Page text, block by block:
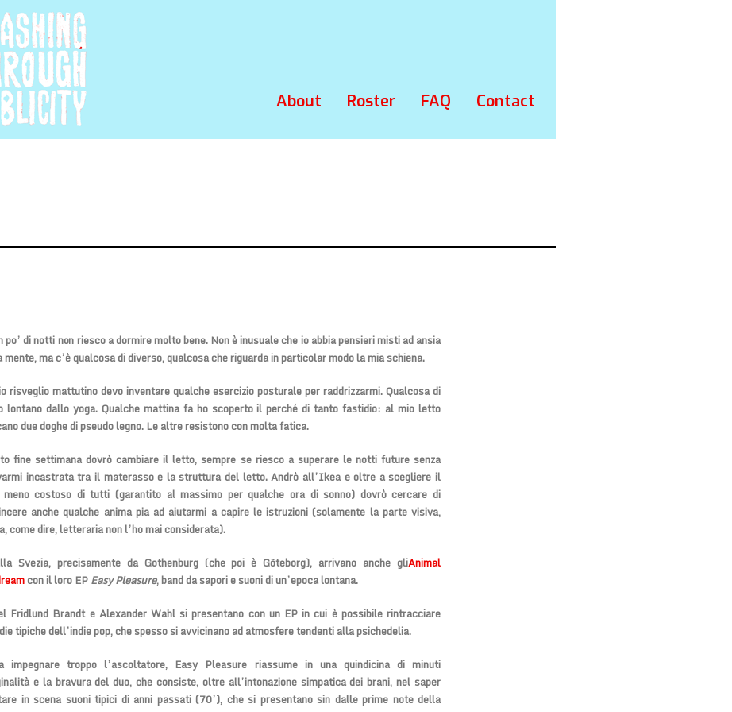
About Roster FAQ Contact
po’ di notti non riesco a dormire molto bene. Non è inusuale che io abbia pensieri misti ad ansia
mente, ma c’è qualcosa di diverso, qualcosa che riguarda in particolar modo la mia schiena.
risveglio mattutino devo inventare qualche esercizio posturale per raddrizzarmi. Qualcosa di
lontano dallo yoga. Qualche mattina fa ho scoperto il perché di tanto fastidio: al mio letto
due doghe di pseudo legno. Le altre resistono con molta fatica.
fine settimana dovrò cambiare il letto, sempre se riesco a superare le notti future senza
incastrata tra il materasso e la struttura del letto. Andrò all’Ikea e oltre a scegliere il
costoso di tutti (garantito al massimo per qualche ora di sonno) dovrò cercare di
anche qualche anima pia ad aiutarmi a capire le istruzioni (solamente la parte visiva,
come dire, letteraria non l’ho mai considerata).
Svezia, precisamente da Gothenburg (che poi è Göteborg), arrivano anche gliAnimal
con il loro EPEasy Pleasure, band da sapori e suoni di un’epoca lontana.
Fridlund Brandt e Alexander Wahl si presentano con un EP in cui è possibile rintracciare
tipiche dell’indie pop, che spesso si avvicinano ad atmosfere tendenti alla psichedelia.
impegnare troppo l’ascoltatore, Easy Pleasure riassume in una quindicina di minuti
e la bravura del duo, che consiste, oltre all’intonazione simpatica dei brani, nel saper
in scena suoni tipici di anni passati (70’), che si presentano sin dalle prime note della